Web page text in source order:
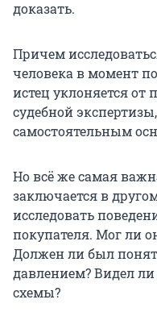
доказать.
Причем
человека в момент
истец уклоняется от
судебной
самостоятельным
Но всё же самая
заключается в
исследовать
покупателя. Мог ли
Должен ли был
давлением? Видел
схемы?